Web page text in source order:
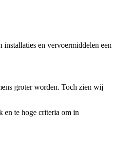
en vervoermiddelen een
groter worden. Toch zien wij
en te hoge criteria om in